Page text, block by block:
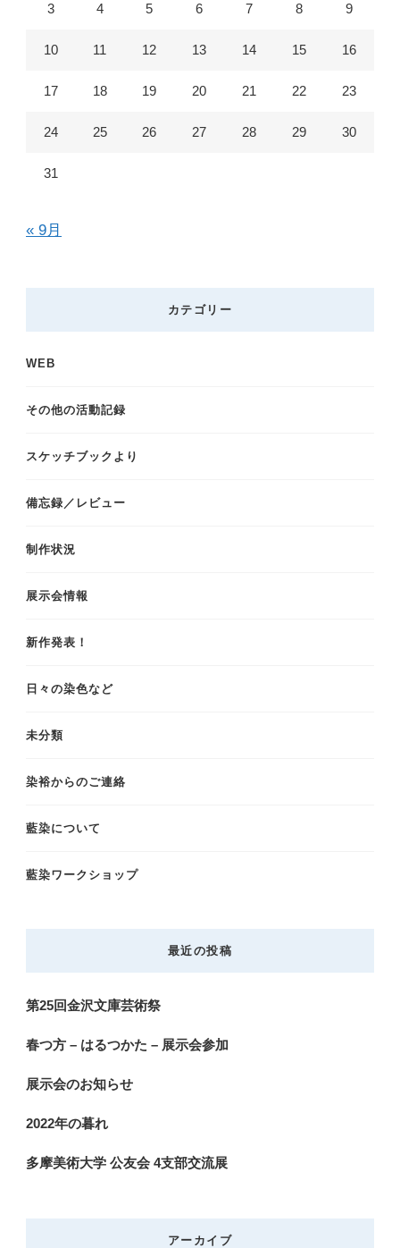
3 4 5 6 7 8 9
10 11 12 13 14 15 16
17 18 19 20 21 22 23
24 25 26 27 28 29 30
31
« 9月
カテゴリー
WEB
その他の活動記録
スケッチブックより
備忘録／レビュー
制作状況
展示会情報
新作発表！
日々の染色など
未分類
染裕からのご連絡
藍染について
藍染ワークショップ
最近の投稿
第25回金沢文庫芸術祭
春つ方 – はるつかた – 展示会参加
展示会のお知らせ
2022年の暮れ
多摩美術大学 公友会 4支部交流展
アーカイブ